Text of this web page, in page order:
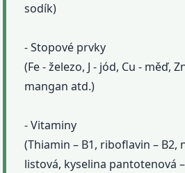
sodík)
- Stopové prvky
(Fe - železo, J - jód, Cu - měď,
mangan atd.)
- Vitaminy
(Thiamin – B1, riboflavin – B2,
listová, kyselina pantotenová